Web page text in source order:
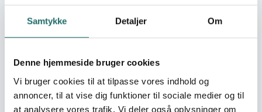
Samtykke Detaljer Om
Denne hjemmeside bruger cookies
Vi bruger cookies til at tilpasse vores indhold og
annoncer, til at vise dig funktioner til sociale medier og til
at analysere vores trafik. Vi deler også oplysninger om
and Well-being
Goal 5: Gender Equality
Goal 17: Partnerships for
Efforts take place in:
Cameroon